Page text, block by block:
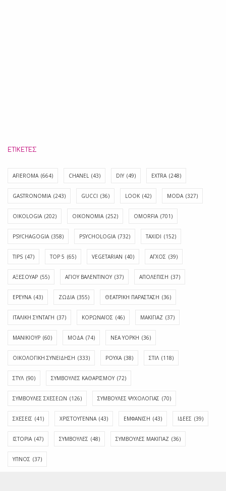
ΕΤΙΚΈΤΕΣ
AFIEROMA (664) CHANEL (43) DIY (49) EXTRA (248)
GASTRONOMIA (243) GUCCI (36) LOOK (42) MODA (327)
OIKOLOGIA (202) OIKONOMIA (252) OMORFIA (701)
PSYCHAGOGIA (358) PSYCHOLOGIA (732) TAXIDI (152)
TIPS (47) TOP 5 (65) VEGETARIAN (40) ΑΓΧΟΣ (39)
ΑΞΕΣΟΥΑΡ (55) ΑΓΊΟΥ ΒΑΛΕΝΤΊΝΟΥ (37) ΑΠΟΛΈΠΙΣΗ (37)
ΕΡΕΥΝΑ (43) ΖΩΔΙΑ (355) ΘΕΑΤΡΙΚΗ ΠΑΡΑΣΤΑΣΗ (36)
ΙΤΑΛΙΚΗ ΣΥΝΤΑΓΗ (37) ΚΟΡΩΝΑΪΟΣ (46) ΜΑΚΙΓΙΑΖ (37)
ΜΑΝΙΚΙΟΥΡ (60) ΜΟΔΑ (74) ΝΕΑ ΥΟΡΚΗ (36)
ΟΙΚΟΛΟΓΙΚΗ ΣΥΝΕΙΔΗΣΗ (333) ΡΟΥΧΑ (38) ΣΤΙΛ (118)
ΣΤΥΛ (90) ΣΥΜΒΟΥΛΕΣ ΚΑΘΑΡΙΣΜΟΥ (72)
ΣΥΜΒΟΥΛΕΣ ΣΧΕΣΕΩΝ (126) ΣΥΜΒΟΥΛΕΣ ΨΥΧΟΛΟΓΙΑΣ (70)
ΣΧΕΣΕΙΣ (41) ΧΡΙΣΤΟΥΓΕΝΝΑ (43) ΕΜΦΆΝΙΣΗ (43) ΙΔΈΕΣ (39)
ΙΣΤΟΡΊΑ (47) ΣΥΜΒΟΥΛΈΣ (48) ΣΥΜΒΟΥΛΈΣ ΜΑΚΙΓΙΆΖ (36)
ΎΠΝΟΣ (37)